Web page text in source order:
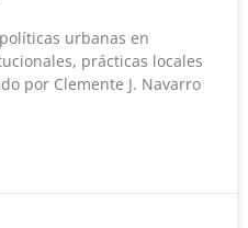
urbanas en
prácticas locales
por Clemente J. Navarro